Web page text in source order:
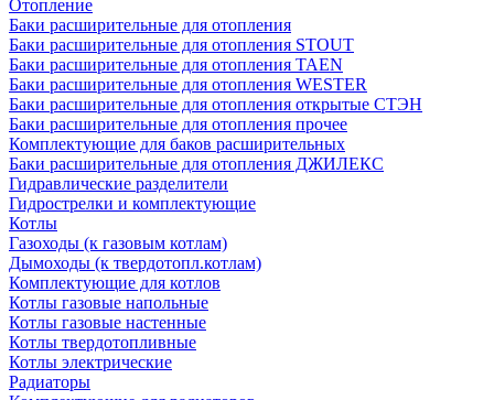
Отопление
Баки расширительные для отопления
Баки расширительные для отопления STOUT
Баки расширительные для отопления TAEN
Баки расширительные для отопления WESTER
Баки расширительные для отопления открытые СТЭН
Баки расширительные для отопления прочее
Комплектующие для баков расширительных
Баки расширительные для отопления ДЖИЛЕКС
Гидравлические разделители
Гидрострелки и комплектующие
Котлы
Газоходы (к газовым котлам)
Дымоходы (к твердотопл.котлам)
Комплектующие для котлов
Котлы газовые напольные
Котлы газовые настенные
Котлы твердотопливные
Котлы электрические
Радиаторы